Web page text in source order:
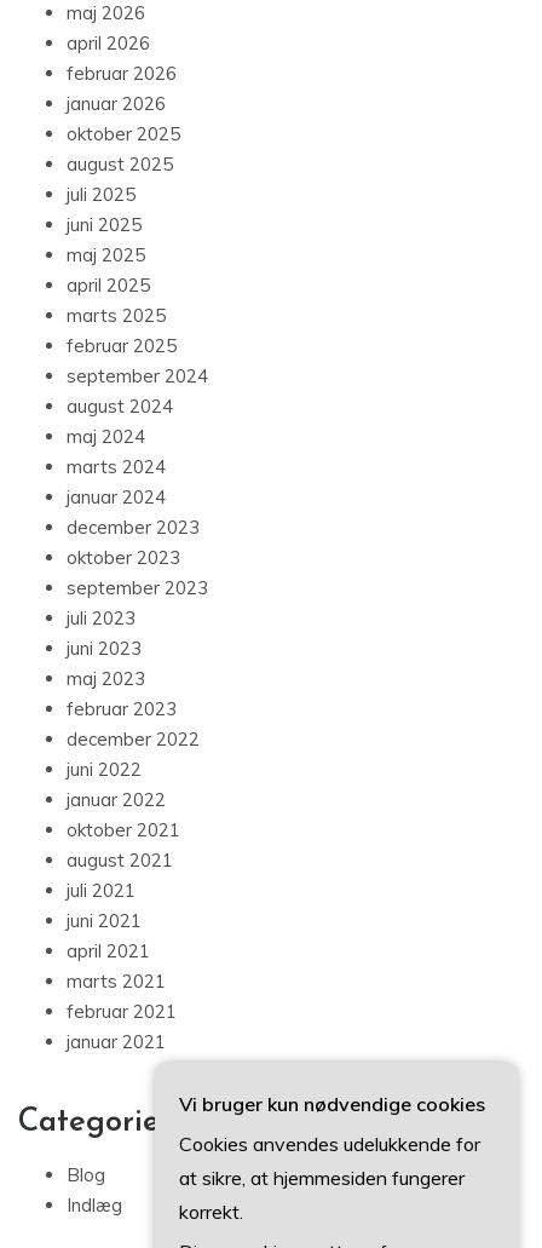
maj 2026
april 2026
februar 2026
januar 2026
oktober 2025
august 2025
juli 2025
juni 2025
maj 2025
april 2025
marts 2025
februar 2025
september 2024
august 2024
maj 2024
marts 2024
januar 2024
december 2023
oktober 2023
september 2023
juli 2023
juni 2023
maj 2023
februar 2023
december 2022
juni 2022
januar 2022
oktober 2021
august 2021
juli 2021
juni 2021
april 2021
marts 2021
februar 2021
januar 2021
Categories
Blog
Indlæg
Vi bruger kun nødvendige cookies
Cookies anvendes udelukkende for
at sikre, at hjemmesiden fungerer
korrekt.